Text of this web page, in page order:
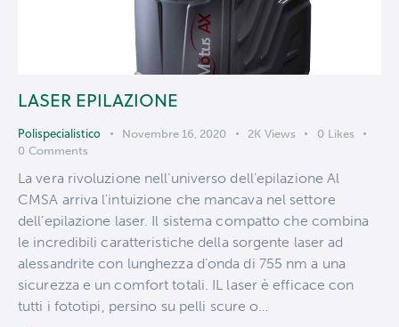
LASER EPILAZIONE
Polispecialistico Novembre 16, 2020 2K Views 0 Likes
0 Comments
La vera rivoluzione nell’universo dell’epilazione Al
CMSA arriva l'intuizione che mancava nel settore
dell’epilazione laser. Il sistema compatto che combina
le incredibili caratteristiche della sorgente laser ad
alessandrite con lunghezza d’onda di 755 nm a una
sicurezza e un comfort totali. IL laser è efficace con
tutti i fototipi, persino su pelli scure o…